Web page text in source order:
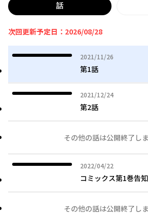
話
次回更新予定日：2026/08/28
2021/11/26
2021年11月26日
第1話
2021/12/24
2021年12月24日
第2話
その他の話は公開終了し
2022/04/22
2022年04月22日
コミックス第1巻告
その他の話は公開終了し